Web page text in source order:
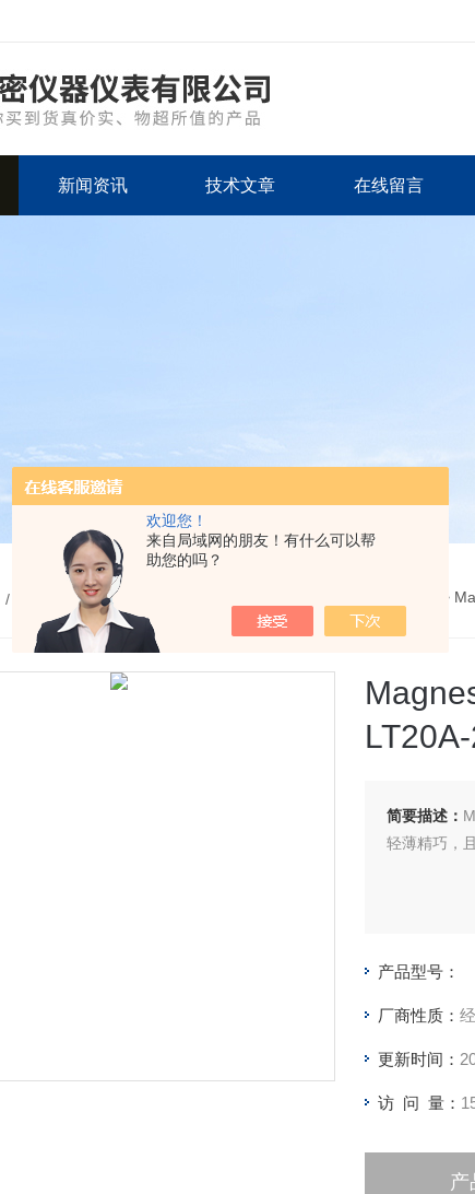
欢迎您！
来自局域网的朋友！有什么可以帮
助您的吗？
新闻资讯 技术文章 在线留言
/ PRODUCTS >
简要描述：
轻薄精巧，
产品型号：
厂商性质：
更新时间：
访 问 量：
产